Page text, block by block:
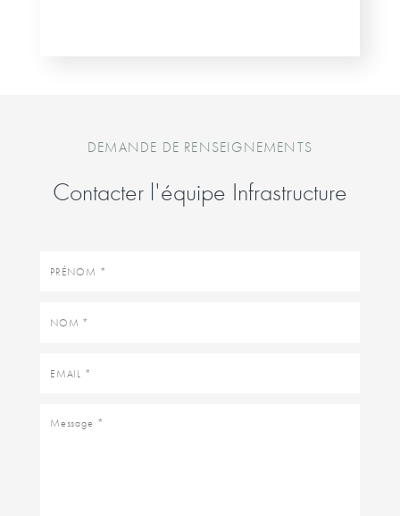
DEMANDE DE RENSEIGNEMENTS
Contacter l'équipe Infrastructure
Prénom
Nom
Email
Message